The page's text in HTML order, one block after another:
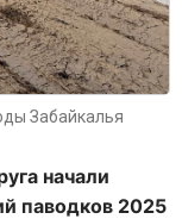
Забайкалья
начали
паводков 2025